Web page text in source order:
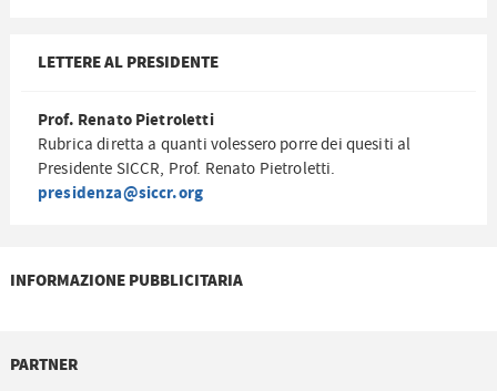
LETTERE AL PRESIDENTE
Prof. Renato Pietroletti
Rubrica diretta a quanti volessero porre dei quesiti al
Presidente SICCR, Prof. Renato Pietroletti.
presidenza@siccr.org
INFORMAZIONE PUBBLICITARIA
PARTNER